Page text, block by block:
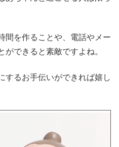
間を作ることや、電話やメー
できると素敵ですよね。
するお手伝いができれば嬉し